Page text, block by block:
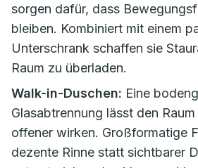
sorgen dafür, dass
bleiben. Kombiniert mit einem
Unterschrank schaffen sie
Raum zu überladen.
Walk-in-Duschen: Eine
Glasabtrennung lässt den
offener wirken. Großformatige
dezente Rinne statt sichtbarer